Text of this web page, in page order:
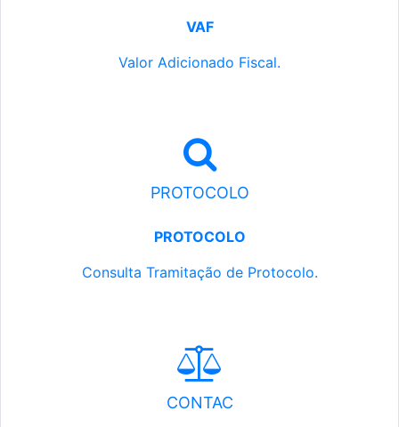
VAF
Valor Adicionado Fiscal.
PROTOCOLO
PROTOCOLO
Consulta Tramitação de Protocolo.
CONTAC